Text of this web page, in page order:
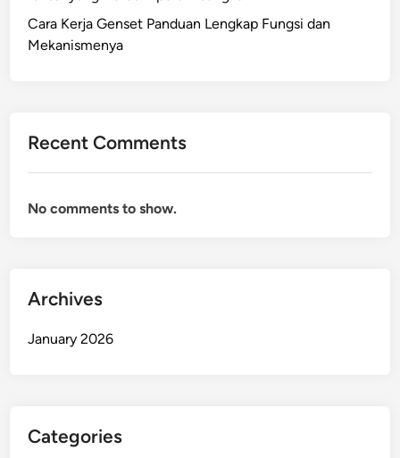
Cara Kerja Genset Panduan Lengkap Fungsi dan
Mekanismenya
Recent Comments
No comments to show.
Archives
January 2026
Categories